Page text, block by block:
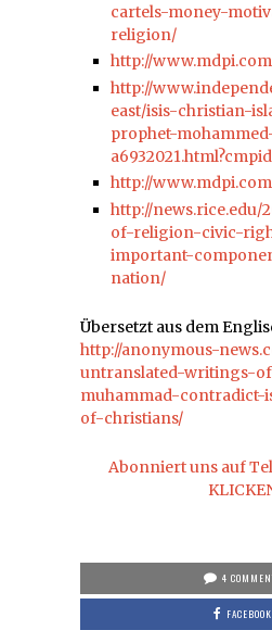
cartels-money-
religion/
http://
http://
east/isis-christian-
prophet-
http://
http://news.rice.edu/
of-religion-civic-
important-
nation/
Übersetzt aus dem
http://anonymous-
untranslated-writings-
muhammad-contradict-
of-christians/
Abonniert uns auf
4
FACEBOOK